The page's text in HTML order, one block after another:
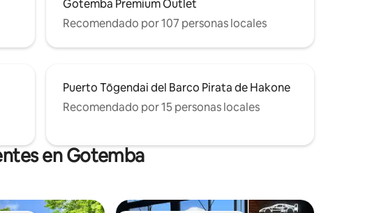
Gotemba Premium Outlet
Recomendado por 107 personas locales
Puerto Tōgendai del Barco Pirata de Hakone
Recomendado por 15 personas locales
en Gotemba